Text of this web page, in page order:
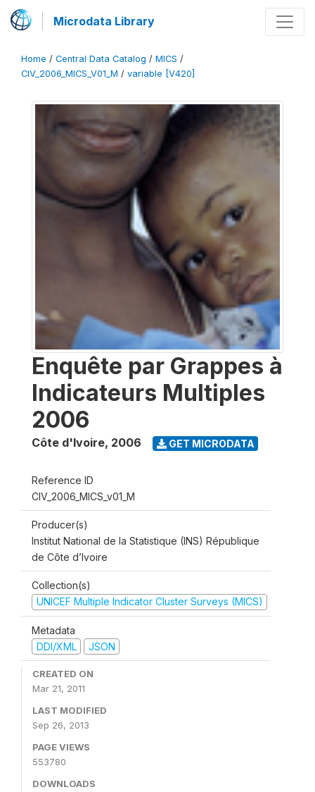
Microdata Library
Home / Central Data Catalog / MICS /
CIV_2006_MICS_V01_M / variable [V420]
Enquête par Grappes à
Indicateurs Multiples
2006
Côte d'Ivoire, 2006 GET MICRODATA
Reference ID
CIV_2006_MICS_v01_M
Producer(s)
Institut National de la Statistique (INS) République
de Côte d’Ivoire
Collection(s)
UNICEF Multiple Indicator Cluster Surveys (MICS)
Metadata
DDI/XML
JSON
CREATED ON
Mar 21, 2011
LAST MODIFIED
Sep 26, 2013
PAGE VIEWS
553780
DOWNLOADS